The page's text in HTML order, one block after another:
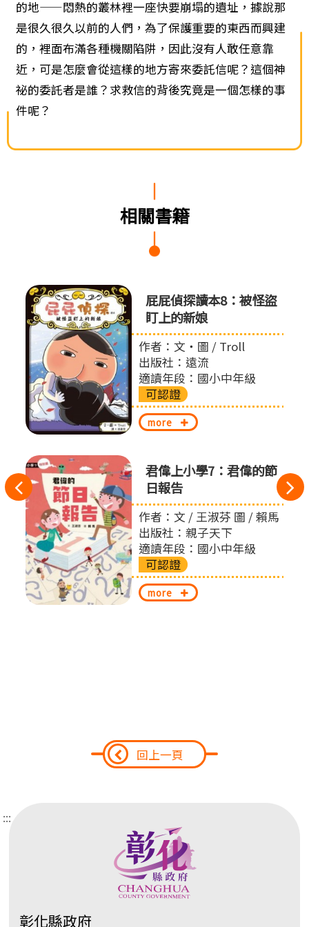
的地——悶熱的叢林裡一座快要崩塌的遺址，據說那
是很久很久以前的人們，為了保護重要的東西而興建
的，裡面布滿各種機關陷阱，因此沒有人敢任意靠
近，可是怎麼會從這樣的地方寄來委託信呢？這個神
祕的委託者是誰？求救信的背後究竟是一個怎樣的事
件呢？
相關書籍
往
左
切
換
屁屁偵探讀本8：被怪盜
盯上的新娘
作者：文‧圖 / Troll
出版社：遠流
適讀年段：國小中年級
可認證
more
君偉上小學7：君偉的節
日報告
作者：文 / 王淑芬 圖 / 賴馬
出版社：親子天下
適讀年段：國小中年級
可認證
more
回上一頁
:::
彰化縣政府